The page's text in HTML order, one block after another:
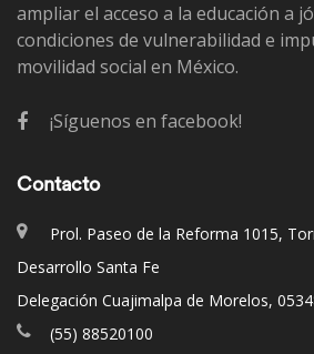
ampliar el acceso a la educación a
condiciones de vulnerabilidad e
movilidad social en México.
¡Síguenos en facebook!
Contacto
Prol. Paseo de la Reforma 1015,
Desarrollo Santa Fe
Delegación Cuajimalpa de Morelos,
(55) 88520100